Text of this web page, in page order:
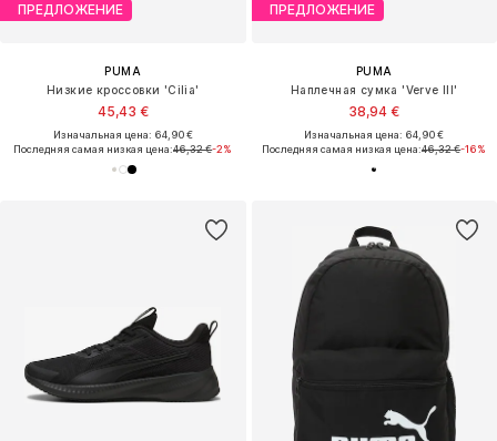
ПРЕДЛОЖЕНИЕ
PUMA
Низкие кроссовки 'Cilia'
45,43 €
Изначальная цена: 64,90 €
Последняя самая низкая цена:46,32 €-2%
ПРЕДЛОЖЕНИЕ
PUMA
Наплечная сумка 'Verve III'
38,94 €
Изначальная цена: 64,90 €
Последняя самая низкая цена:46,32 €-16%